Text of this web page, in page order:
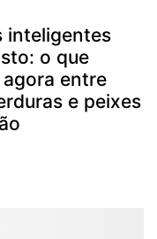
inteligentes
o que
entre
e peixes